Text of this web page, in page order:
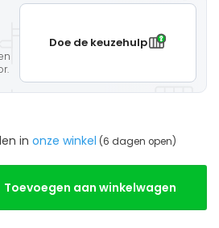
Doe de keuzehulp
in onze winkel (6 dagen open)
Toevoegen aan winkelwagen